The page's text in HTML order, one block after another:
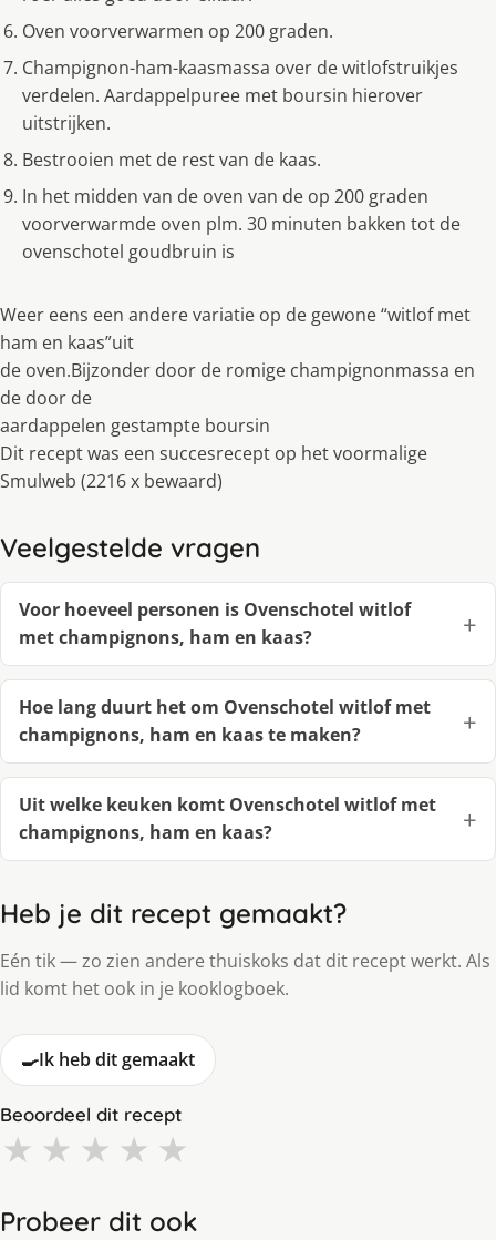
Oven voorverwarmen op 200 graden.
Champignon-ham-kaasmassa over de witlofstruikjes
verdelen. Aardappelpuree met boursin hierover
uitstrijken.
Bestrooien met de rest van de kaas.
In het midden van de oven van de op 200 graden
voorverwarmde oven plm. 30 minuten bakken tot de
ovenschotel goudbruin is
Weer eens een andere variatie op de gewone “witlof met
ham en kaas”uit
de oven.Bijzonder door de romige champignonmassa en
de door de
aardappelen gestampte boursin
Dit recept was een succesrecept op het voormalige
Smulweb (2216 x bewaard)
Veelgestelde vragen
Voor hoeveel personen is Ovenschotel witlof
met champignons, ham en kaas?
Hoe lang duurt het om Ovenschotel witlof met
champignons, ham en kaas te maken?
Uit welke keuken komt Ovenschotel witlof met
champignons, ham en kaas?
Heb je dit recept gemaakt?
Eén tik — zo zien andere thuiskoks dat dit recept werkt. Als
lid komt het ook in je kooklogboek.
🍳Ik heb dit gemaakt
Beoordeel dit recept
★ ★ ★ ★ ★
Probeer dit ook